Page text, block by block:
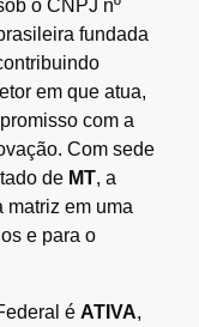
o CNPJ nº
fundada
em que atua,
com a
Com sede
de MT, a
matriz em uma
e para o
é ATIVA,